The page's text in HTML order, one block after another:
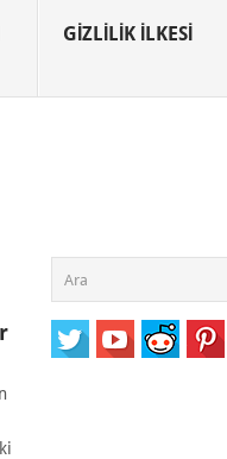
GIZLILIK İLKESI